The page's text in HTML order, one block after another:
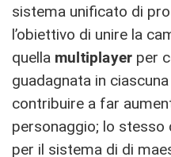
sistema unificato di
l’obiettivo di unire la
quella multiplayer per
guadagnata in
contribuire a far
personaggio; lo stesso
per il sistema di di